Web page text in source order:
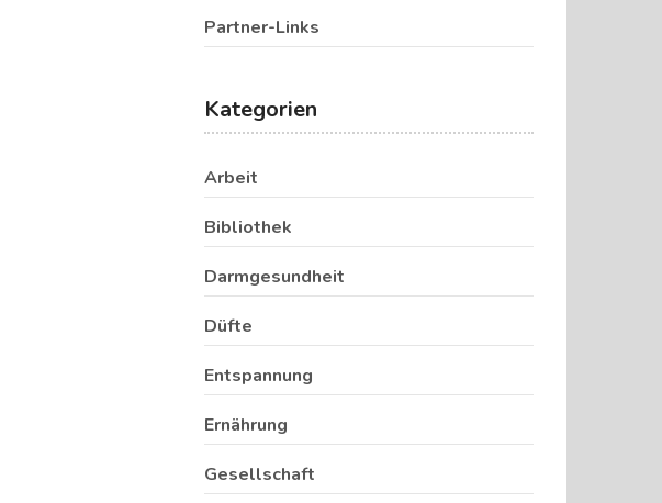
Partner-Links
Kategorien
Arbeit
Bibliothek
Darmgesundheit
Düfte
Entspannung
Ernährung
Gesellschaft